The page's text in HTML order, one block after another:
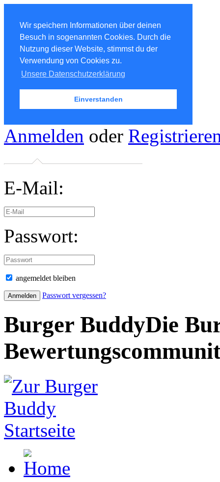
Wir speichern Informationen über deinen
Besuch in sogenannten Cookies. Durch die
Nutzung dieser Website, stimmst du der
Verwendung von Cookies zu.
Unsere Datenschutzerklärung
Einverstanden
Anmelden oder
E-Mail:
Passwort:
angemeldet bleiben
Passwort vergessen?
Burger BuddyDie